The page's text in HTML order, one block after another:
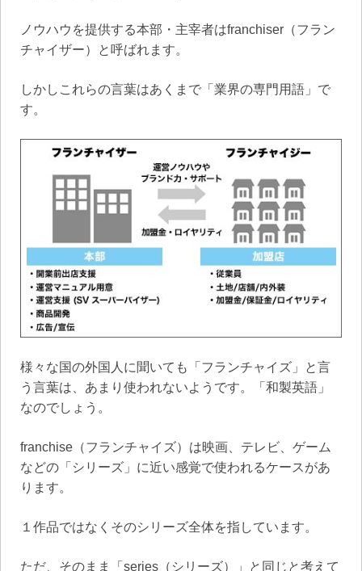
ノウハウを提供する本部・主宰者はfranchiser（フラン
チャイザー）と呼ばれます。
しかしこれらの言葉はあくまで「業界の専門用語」で
す。
様々な国の外国人に聞いても「フランチャイズ」と言
う言葉は、あまり使われないようです。「和製英語」
なのでしょう。
franchise（フランチャイズ）は映画、テレビ、ゲーム
などの「シリーズ」に近い感覚で使われるケースがあ
ります。
１作品ではなくそのシリーズ全体を指しています。
ただ、そのまま「series（シリーズ）」と同じと考えて